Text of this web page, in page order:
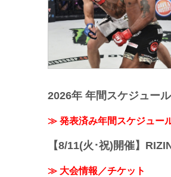
2026年 年間スケジュール
≫ 発表済み年間スケジュー
【8/11(火･祝)開催】
≫ 大会情報／チケット